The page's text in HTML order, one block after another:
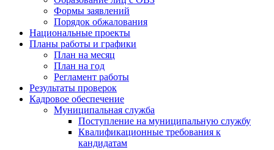
Формы заявлений
Порядок обжалования
Национальные проекты
Планы работы и графики
План на месяц
План на год
Регламент работы
Результаты проверок
Кадровое обеспечение
Муниципальная служба
Поступление на муниципальную службу
Квалификационные требования к
кандидатам